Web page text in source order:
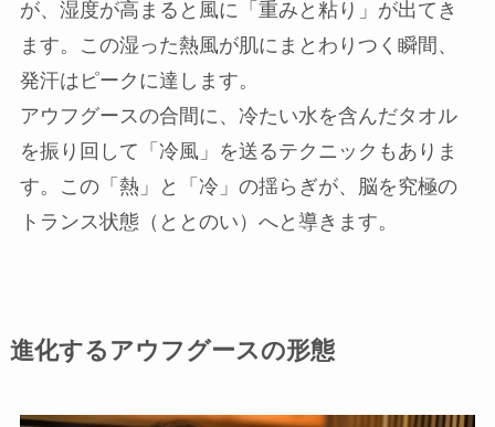
が、湿度が高まると風に「重みと粘り」が出てき
ます。この湿った熱風が肌にまとわりつく瞬間、
発汗はピークに達します。
アウフグースの合間に、冷たい水を含んだタオル
を振り回して「冷風」を送るテクニックもありま
す。この「熱」と「冷」の揺らぎが、脳を究極の
トランス状態（ととのい）へと導きます。
進化するアウフグースの形態